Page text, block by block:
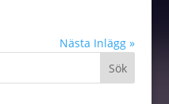
Nästa Inlägg »